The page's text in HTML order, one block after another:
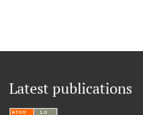
Latest publications